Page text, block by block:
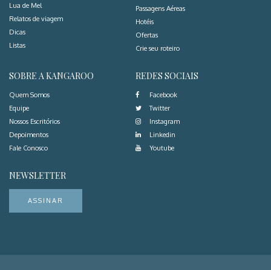
Lua de Mel
Relatos de viagem
Dicas
Listas
Passagens Aéreas
Hotéis
Ofertas
Crie seu roteiro
SOBRE A KANGAROO
Quem Somos
Equipe
Nossos Escritórios
Depoimentos
Fale Conosco
REDES SOCIAIS
Facebook
Twitter
Instagram
Linkedin
Youtube
NEWSLETTER
ASSINAR